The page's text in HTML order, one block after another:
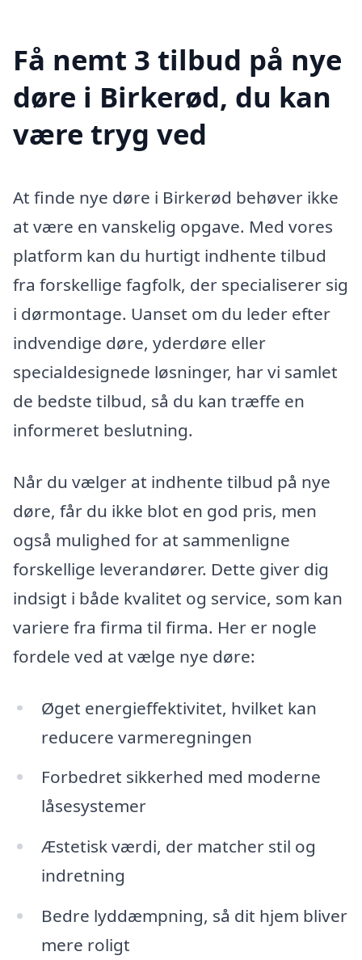
Få nemt 3 tilbud på nye
døre i Birkerød, du kan
være tryg ved
At finde nye døre i Birkerød behøver ikke
at være en vanskelig opgave. Med vores
platform kan du hurtigt indhente tilbud
fra forskellige fagfolk, der specialiserer sig
i dørmontage. Uanset om du leder efter
indvendige døre, yderdøre eller
specialdesignede løsninger, har vi samlet
de bedste tilbud, så du kan træffe en
informeret beslutning.
Når du vælger at indhente tilbud på nye
døre, får du ikke blot en god pris, men
også mulighed for at sammenligne
forskellige leverandører. Dette giver dig
indsigt i både kvalitet og service, som kan
variere fra firma til firma. Her er nogle
fordele ved at vælge nye døre:
Øget energieffektivitet, hvilket kan
reducere varmeregningen
Forbedret sikkerhed med moderne
låsesystemer
Æstetisk værdi, der matcher stil og
indretning
Bedre lyddæmpning, så dit hjem bliver
mere roligt